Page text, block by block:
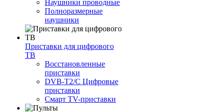
Наушники проводные
Полноразмерные
наушники
Приставки для цифрового
ТВ
Восстановленные
приставки
DVB-T2/C Цифровые
приставки
Смарт ТV-приставки